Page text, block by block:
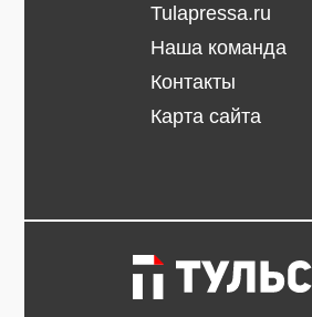
Tulapressa.ru
Наша команда
Контакты
Карта сайта